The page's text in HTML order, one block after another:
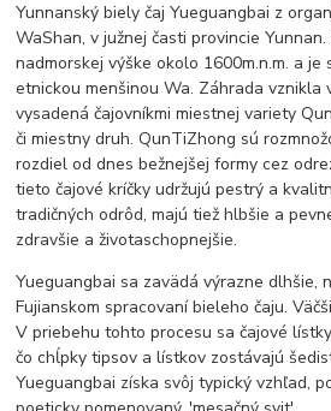
Yunnanský biely čaj Yueguangbai z
WaShan, v južnej časti provincie
nadmorskej výške okolo 1600m.n.m. a je
etnickou menšinou Wa. Záhrada vznikla
vysadená čajovníkmi miestnej variety
či miestny druh. QunTiZhong sú
rozdiel od dnes bežnejšej formy cez
tieto čajové kríčky udržujú pestrý a
tradičných odrôd, majú tiež hlbšie a
zdravšie a životaschopnejšie.
Yueguangbai sa zavädá výrazne dlhšie,
Fujianskom spracovaní bieleho čaju.
V priebehu tohto procesu sa čajové
čo chĺpky tipsov a lístkov zostávajú
Yueguangbai získa svôj typický vzhľad,